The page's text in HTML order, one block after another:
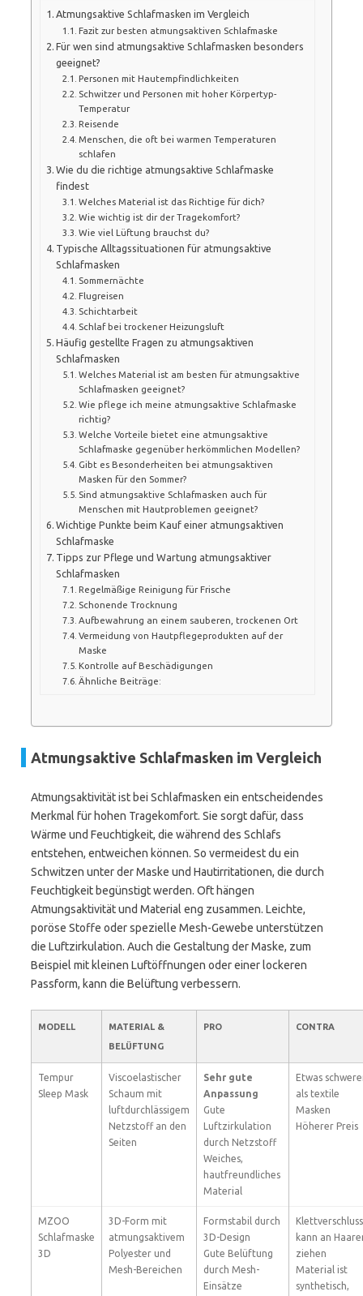
Atmungsaktive Schlafmasken im Vergleich
Fazit zur besten atmungsaktiven Schlafmaske
Für wen sind atmungsaktive Schlafmasken besonders
geeignet?
Personen mit Hautempfindlichkeiten
Schwitzer und Personen mit hoher Körpertyp-
Temperatur
Reisende
Menschen, die oft bei warmen Temperaturen
schlafen
Wie du die richtige atmungsaktive Schlafmaske
findest
Welches Material ist das Richtige für dich?
Wie wichtig ist dir der Tragekomfort?
Wie viel Lüftung brauchst du?
Typische Alltagssituationen für atmungsaktive
Schlafmasken
Sommernächte
Flugreisen
Schichtarbeit
Schlaf bei trockener Heizungsluft
Häufig gestellte Fragen zu atmungsaktiven
Schlafmasken
Welches Material ist am besten für atmungsaktive
Schlafmasken geeignet?
Wie pflege ich meine atmungsaktive Schlafmaske
richtig?
Welche Vorteile bietet eine atmungsaktive
Schlafmaske gegenüber herkömmlichen Modellen?
Gibt es Besonderheiten bei atmungsaktiven
Masken für den Sommer?
Sind atmungsaktive Schlafmasken auch für
Menschen mit Hautproblemen geeignet?
Wichtige Punkte beim Kauf einer atmungsaktiven
Schlafmaske
Tipps zur Pflege und Wartung atmungsaktiver
Schlafmasken
Regelmäßige Reinigung für Frische
Schonende Trocknung
Aufbewahrung an einem sauberen, trockenen Ort
Vermeidung von Hautpflegeprodukten auf der
Maske
Kontrolle auf Beschädigungen
Ähnliche Beiträge:
Atmungsaktive Schlafmasken im Vergleich
Atmungsaktivität ist bei Schlafmasken ein entscheidendes
Merkmal für hohen Tragekomfort. Sie sorgt dafür, dass
Wärme und Feuchtigkeit, die während des Schlafs
entstehen, entweichen können. So vermeidest du ein
Schwitzen unter der Maske und Hautirritationen, die durch
Feuchtigkeit begünstigt werden. Oft hängen
Atmungsaktivität und Material eng zusammen. Leichte,
poröse Stoffe oder spezielle Mesh-Gewebe unterstützen
die Luftzirkulation. Auch die Gestaltung der Maske, zum
Beispiel mit kleinen Luftöffnungen oder einer lockeren
Passform, kann die Belüftung verbessern.
MODELL
MATERIAL &
BELÜFTUNG
PRO CONTRA
Tempur
Sleep Mask
Viscoelastischer
Schaum mit
luftdurchlässigem
Netzstoff an den
Seiten
Sehr gute
Anpassung
Gute
Luftzirkulation
durch Netzstoff
Weiches,
hautfreundliches
Material
Etwas
als textile
Masken
Höherer Preis
MZOO
Schlafmaske
3D
3D-Form mit
atmungsaktivem
Polyester und
Mesh-Bereichen
Formstabil durch
3D-Design
Gute Belüftung
durch Mesh-
Einsätze
Klettverschluss
kann an
ziehen
Material ist
synthetisch,